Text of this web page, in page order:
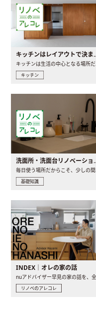
キッチンはレイア
キッチン
洗面所・洗面台
毎日使
基礎知識
INDEX｜オレの家の話
リノベのアレコレ